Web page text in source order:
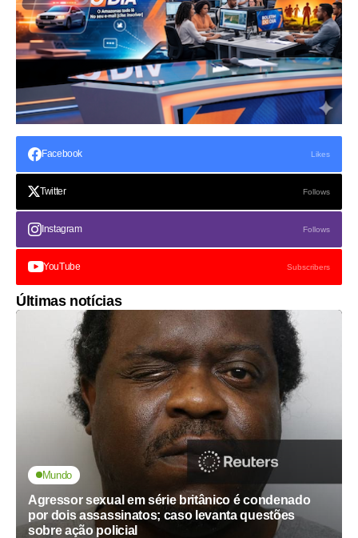
Facebook Likes
Twitter Follows
Instagram Follows
YouTube Subscribers
Últimas notícias
Mundo
Agressor sexual em série britânico é condenado
por dois assassinatos; caso levanta questões
sobre ação policial